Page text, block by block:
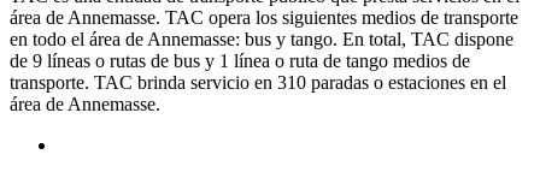
área de Annemasse. TAC opera los siguientes medios de transporte
en todo el área de Annemasse: bus y tango. En total, TAC dispone
de 9 líneas o rutas de bus y 1 línea o ruta de tango medios de
transporte. TAC brinda servicio en 310 paradas o estaciones en el
área de Annemasse.